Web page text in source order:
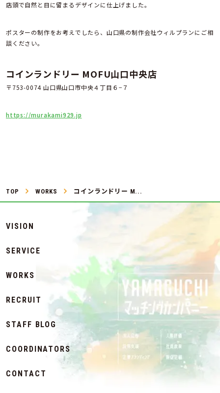
店頭で自然と目に留まるデザインに仕上げました。
ポスターの制作をお考えでしたら、山口県の制作会社ウィルプランにご相
談ください。
コインランドリー MOFU山口中央店
〒753-0074 山口県山口市中央４丁目６−７
https://murakami929.jp
TOP WORKS コインランドリー M...
VISION
SERVICE
WORKS
RECRUIT
STAFF BLOG
COORDINATORS
CONTACT